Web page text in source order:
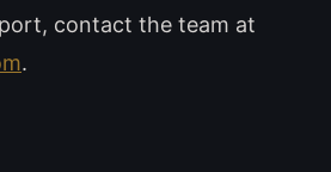
contact the team at
.